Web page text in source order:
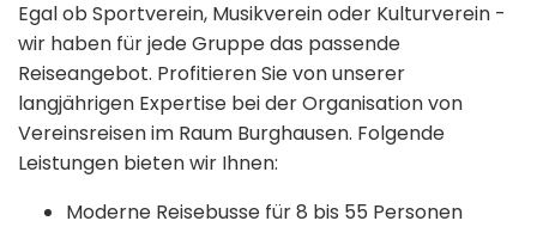
Egal ob Sportverein, Musikverein oder Kulturverein -
wir haben für jede Gruppe das passende
Reiseangebot. Profitieren Sie von unserer
langjährigen Expertise bei der Organisation von
Vereinsreisen im Raum Burghausen. Folgende
Leistungen bieten wir Ihnen:
Moderne Reisebusse für 8 bis 55 Personen